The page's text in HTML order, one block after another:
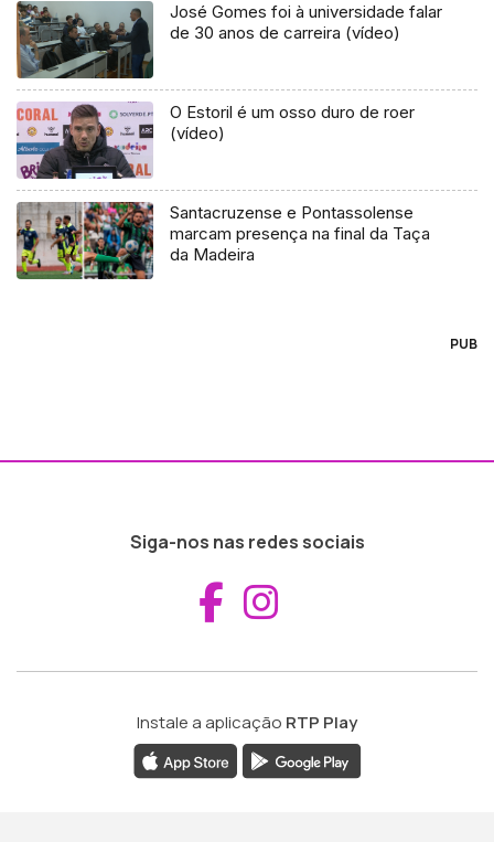
José Gomes foi à universidade falar
de 30 anos de carreira (vídeo)
O Estoril é um osso duro de roer
(vídeo)
Santacruzense e Pontassolense
marcam presença na final da Taça
da Madeira
PUB
Siga-nos nas redes sociais
Aceder ao
Instale a aplicação RTP Play